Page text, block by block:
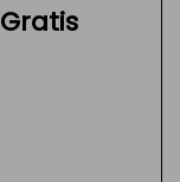
Gratis